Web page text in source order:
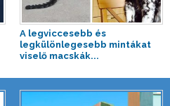
A legviccesebb és
legkülönlegesebb mintákat
viselő macskák...